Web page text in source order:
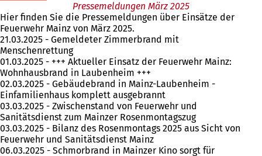
Pressemeldungen März 2025
Hier finden Sie die Pressemeldungen über Einsätze der
Feuerwehr Mainz von März 2025.
21.03.2025 - Gemeldeter Zimmerbrand mit
Menschenrettung
01.03.2025 - +++ Aktueller Einsatz der Feuerwehr Mainz:
Wohnhausbrand in Laubenheim +++
02.03.2025 - Gebäudebrand in Mainz-Laubenheim -
Einfamilienhaus komplett ausgebrannt
03.03.2025 - Zwischenstand von Feuerwehr und
Sanitätsdienst zum Mainzer Rosenmontagszug
03.03.2025 - Bilanz des Rosenmontags 2025 aus Sicht von
Feuerwehr und Sanitätsdienst Mainz
06.03.2025 - Schmorbrand in Mainzer Kino sorgt für